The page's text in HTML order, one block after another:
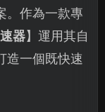
。作為一款專
器】運用其自
造一個既快速